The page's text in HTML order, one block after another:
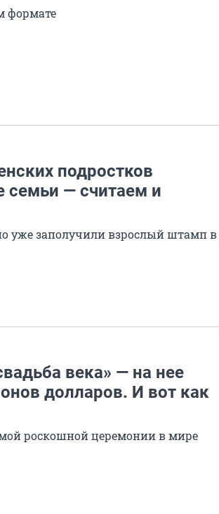
формате
подростков
семьи — считаем и
уже заполучили взрослый штамп в
века» — на нее
долларов. И вот как
роскошной церемонии в мире